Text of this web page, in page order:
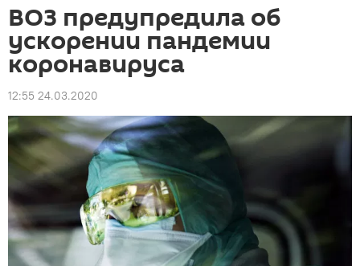
ВОЗ предупредила об
ускорении пандемии
коронавируса
12:55 24.03.2020